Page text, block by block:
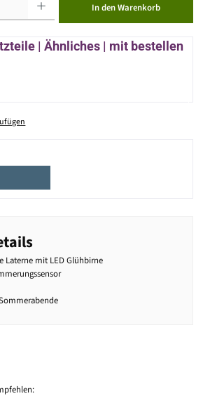
In den Warenkorb
| Ähnliches | mit bestellen
Laterne mit LED Glühbirne